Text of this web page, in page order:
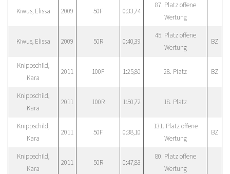
Kiwus, Elissa 2009 50F 0:33,74
87. Platz offene
Wertung
Kiwus, Elissa 2009 50R 0:40,39
45. Platz offene
Wertung
BZ
Knippschild,
Kara
2011 100F 1:25,80 28. Platz BZ
Knippschild,
Kara
2011 100R 1:50,72 18. Platz
Knippschild,
Kara
2011 50F 0:38,10
131. Platz offene
Wertung
BZ
Knippschild,
Kara
2011 50R 0:47,83
80. Platz offene
Wertung